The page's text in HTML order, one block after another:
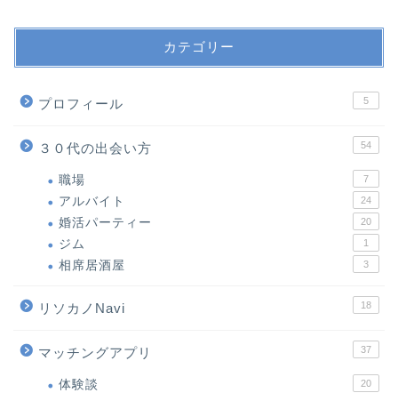
カテゴリー
プロフィール 5
３０代の出会い方 54
職場 7
アルバイト 24
婚活パーティー 20
ジム 1
相席居酒屋 3
リソカノNavi 18
マッチングアプリ 37
体験談 20